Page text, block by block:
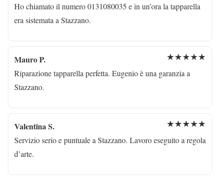
Ho chiamato il numero 0131080035 e in un’ora la tapparella
era sistemata a Stazzano.
Mauro P. ★★★★★
Riparazione tapparella perfetta. Eugenio è una garanzia a
Stazzano.
Valentina S. ★★★★★
Servizio serio e puntuale a Stazzano. Lavoro eseguito a regola
d’arte.